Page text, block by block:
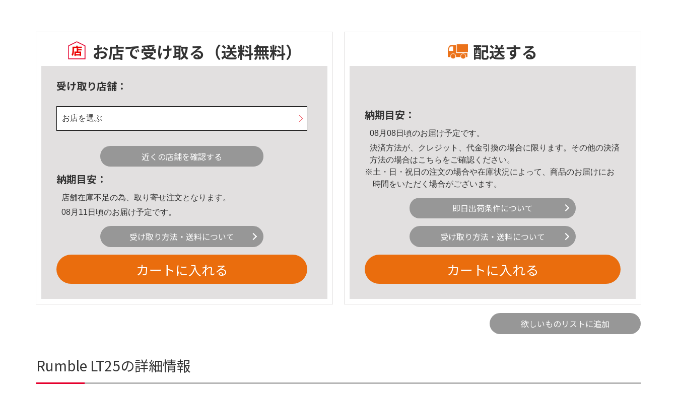
お店で受け取る （送料無料）
受け取り店舗：
お店を選ぶ
近くの店舗を確認する
納期目安：
店舗在庫不足の為、取り寄せ注文となります。
08月11日頃のお届け予定です。
受け取り方法・送料について
カートに入れる
配送する
納期目安：
08月08日頃のお届け予定です。
決済方法が、クレジット、代金引換の場合に限ります。その他の決済
方法の場合はこちら をご確認ください。
※土・日・祝日の注文の場合や在庫状況によって、商品のお届けにお
時間をいただく場合がございます。
即日出荷条件について
受け取り方法・送料について
カートに入れる
欲しいものリストに追加
Rumble LT25の詳細情報